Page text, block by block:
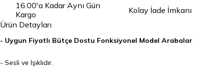
16.00'a Kadar Aynı Gün
Kargo
Kolay İade İmkanı
Ürün Detayları
- Uygun Fiyatlı Bütçe Dostu Fonksiyonel Model Arabalar
- Sesli ve Işıklıdır.